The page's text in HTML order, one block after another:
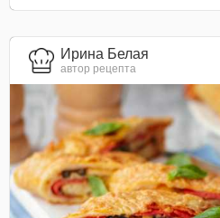
Ирина Белая
автор рецепта